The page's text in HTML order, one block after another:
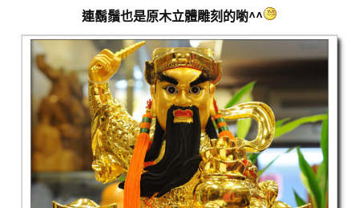
連鬍鬚也是原木立體雕刻的喲^^